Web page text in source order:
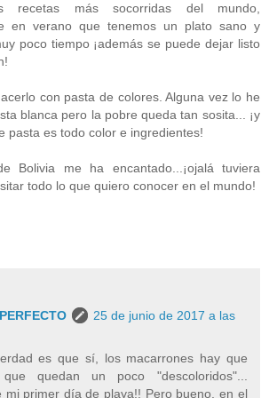
más socorridas del mundo,
en verano que tenemos un plato sano y
poco tiempo ¡además se puede dejar listo
con pasta de colores. Alguna vez lo he
blanca pero la pobre queda tan sosita... ¡y
pasta es todo color e ingredientes!
Bolivia me ha encantado...¡ojalá tuviera
todo lo que quiero conocer en el mundo!
25 de junio de 2017 a las
es que sí, los macarrones hay que
quedan un poco "descoloridos"...
mi primer día de playa!! Pero bueno, en el